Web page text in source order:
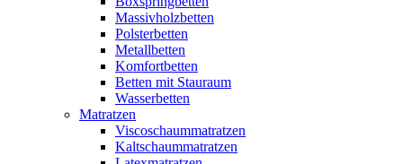
Massivholzbetten
Polsterbetten
Metallbetten
Komfortbetten
Betten mit Stauraum
Wasserbetten
Matratzen
Viscoschaummatratzen
Kaltschaummatratzen